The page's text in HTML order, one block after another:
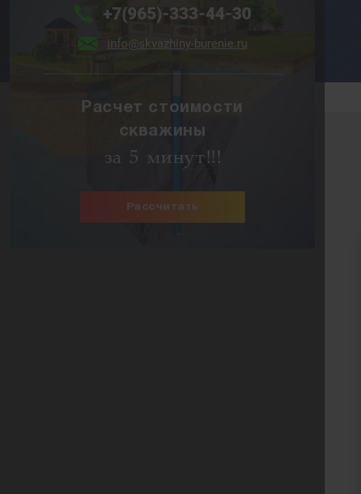
+7(965)-333-44-30
info@skvazhiny-burenie.ru
Расчет стоимости
скважины
за 5 минут!!!
Рассчитать